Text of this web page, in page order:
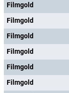
Filmgold
Filmgold
Filmgold
Filmgold
Filmgold
Filmgold